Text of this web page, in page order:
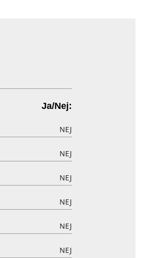
Ja/Nej:
NEJ
NEJ
NEJ
NEJ
NEJ
NEJ